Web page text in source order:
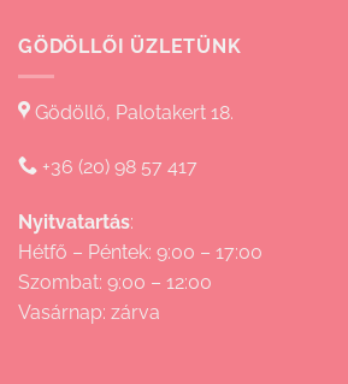
GÖDÖLLŐI ÜZLETÜNK
Gödöllő, Palotakert 18.
+36 (20) 98 57 417
Nyitvatartás:
Hétfő – Péntek: 9:00 – 17:00
Szombat: 9:00 – 12:00
Vasárnap: zárva